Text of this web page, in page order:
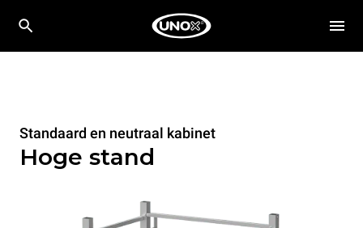
Standaard en neutraal kabinet
Hoge stand